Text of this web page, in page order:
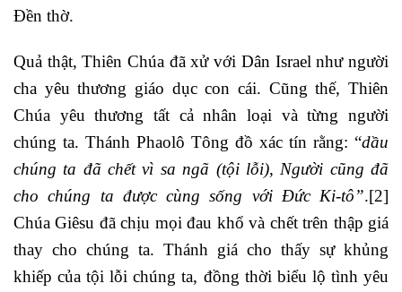
Đền thờ.
Quả thật, Thiên Chúa đã xử với Dân Israel như người
cha yêu thương giáo dục con cái. Cũng thế, Thiên
Chúa yêu thương tất cả nhân loại và từng người
chúng ta. Thánh Phaolô Tông đồ xác tín rằng: “dầu
chúng ta đã chết vì sa ngã (tội lỗi), Người cũng đã
cho chúng ta được cùng sống với Đức Ki-tô”.[2]
Chúa Giêsu đã chịu mọi đau khổ và chết trên thập giá
thay cho chúng ta. Thánh giá cho thấy sự khủng
khiếp của tội lỗi chúng ta, đồng thời biểu lộ tình yêu